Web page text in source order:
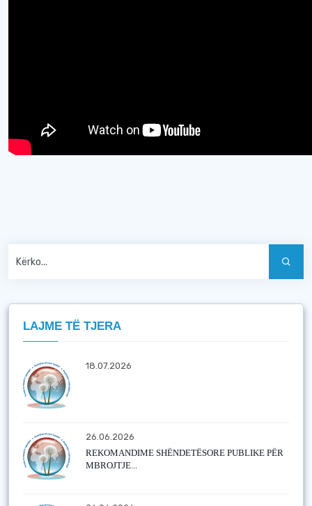
LAJME TË TJERA
18.07.2026
26.06.2026
REKOMANDIME SHËNDETËSORE PUBLIKE PËR
MBROJTJE...